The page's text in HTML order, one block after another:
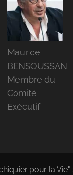
Maurice
BENSOUSSAN
Membre du
Comité
Exécutif
pour la Vie"